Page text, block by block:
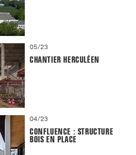
05/23
CHANTIER HERCULÉEN
04/23
CONFLUENCE : STRUCTURE
BOIS EN PLACE